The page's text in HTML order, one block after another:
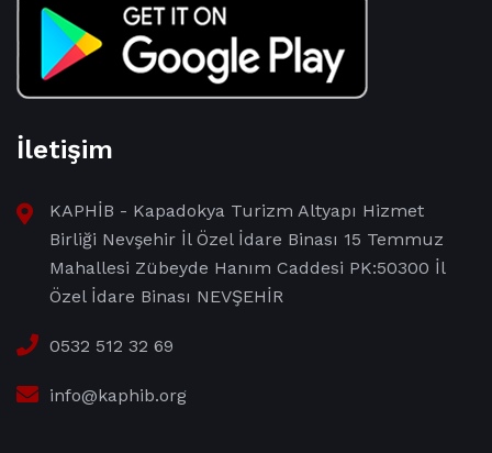
İletişim
KAPHİB - Kapadokya Turizm Altyapı Hizmet
Birliği Nevşehir İl Özel İdare Binası 15 Temmuz
Mahallesi Zübeyde Hanım Caddesi PK:50300 İl
Özel İdare Binası NEVŞEHİR
0532 512 32 69
info@kaphib.org